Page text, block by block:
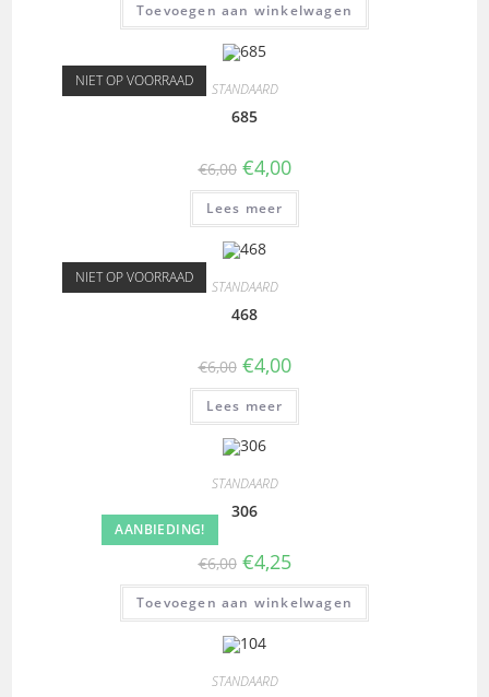
Toevoegen aan winkelwagen
NIET OP VOORRAAD STANDAARD
685
€6,00 €4,00
Lees meer
NIET OP VOORRAAD STANDAARD
468
€6,00 €4,00
Lees meer
AANBIEDING!
STANDAARD
306
€6,00 €4,25
Toevoegen aan winkelwagen
STANDAARD